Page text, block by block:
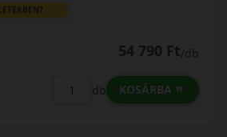
54 790 Ft/db
db KOSÁRBA